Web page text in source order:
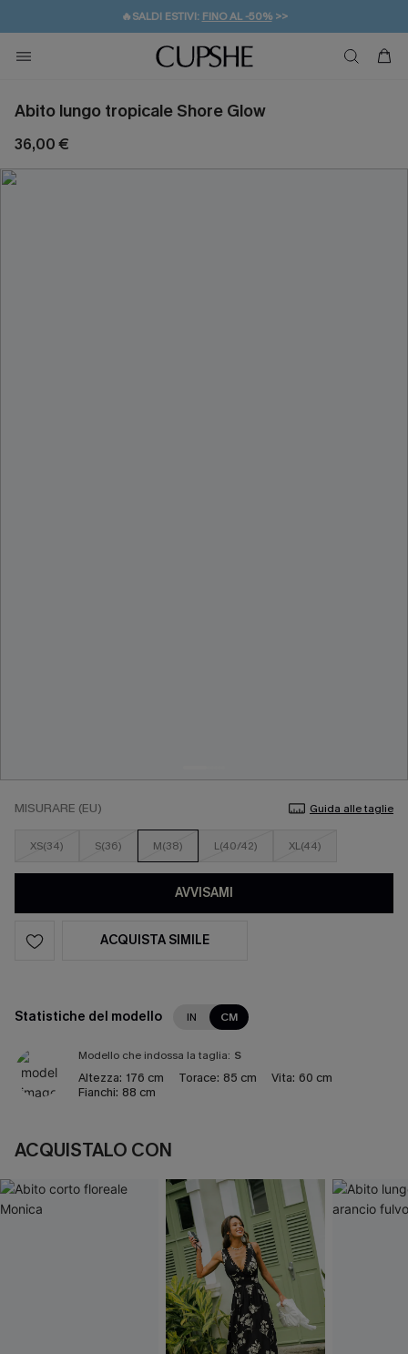
🔥SALDI ESTIVI: FINO AL -50%>>
🚚SPEDIZIONE GRATUITA DA 49€
💌REGALO PER I NUOVI: 20% DI SCONTO*
Abito lungo tropicale Shore Glow
36,00 €
MISURARE (EU) Guida alle taglie
XS(34) S(36) M(38) L(40/42) XL(44)
AVVISAMI
ACQUISTA SIMILE
Statistiche del modello IN CM
Modello che indossa la taglia: S
Altezza: 176 cm Torace: 85 cm Vita: 60 cm
Fianchi: 88 cm
ACQUISTALO CON